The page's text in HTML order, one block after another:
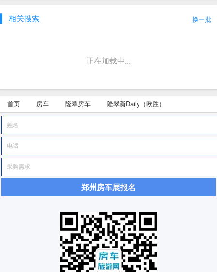
相关搜索 换一批
正在加载中...
首页 房车 隆翠房车 隆翠新Daily（欧胜）
郑州房车展报名